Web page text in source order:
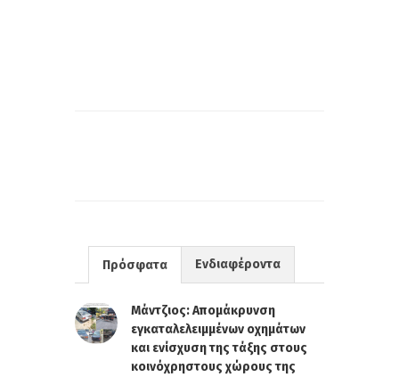
Πρόσφατα Ενδιαφέροντα
Μάντζιος: Απομάκρυνση
εγκαταλελειμμένων οχημάτων
και ενίσχυση της τάξης στους
κοινόχρηστους χώρους της